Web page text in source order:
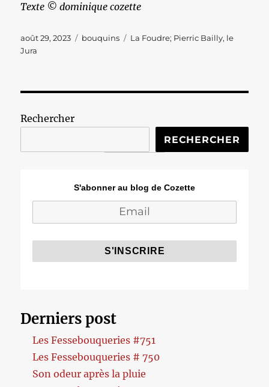
Texte © dominique cozette
Publié
le
août 29, 2023 Catégories
bouquins Étiquettes
La Foudre; Pierric Bailly, le
Jura
Rechercher
RECHERCHER
S'abonner au blog de Cozette
Derniers post
Les Fessebouqueries #751
Les Fessebouqueries # 750
Son odeur après la pluie